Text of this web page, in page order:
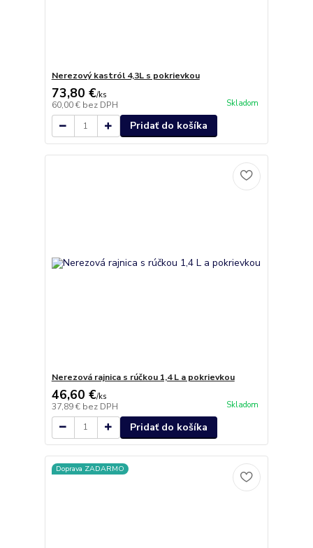
Nerezový kastról 4,3L s pokrievkou
73,80 €/ks
60,00 € bez DPH Skladom
Pridať do košíka
Nerezová rajnica s rúčkou 1,4 L a pokrievkou
46,60 €/ks
37,89 € bez DPH Skladom
Pridať do košíka
Doprava ZADARMO